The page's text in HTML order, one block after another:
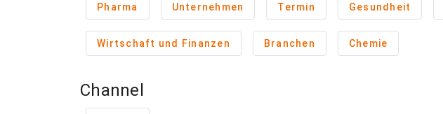
Pharma Unternehmen Termin Gesundheit
Wirtschaft und Finanzen Branchen Chemie
Channel